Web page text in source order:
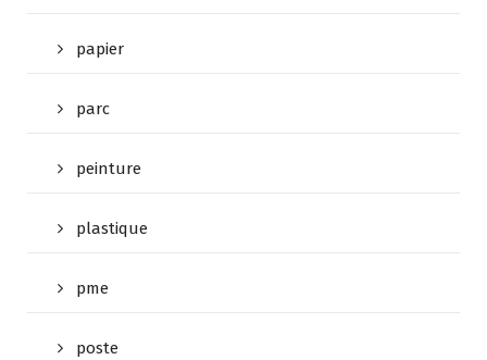
papier
parc
peinture
plastique
pme
poste